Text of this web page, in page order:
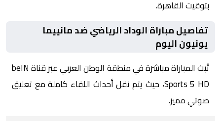
بتوقيت القاهرة.
تفاصيل مباراة الوداد الرياضي ضد مانييما
يونيون اليوم
تُبث المباراة مباشرة في منطقة الوطن العربي عبر قناة beIN
Sports 5 HD، حيث يتم نقل أحداث اللقاء كاملة مع تعليق
صوتي مميز.